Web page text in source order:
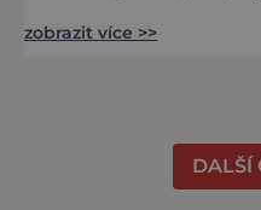
řekne slovenské
zobrazit více >>
DALŠÍ